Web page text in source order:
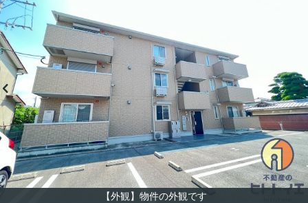
【外観】物件の外観です